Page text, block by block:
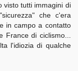
visto tutti immagini di
che c'era
in campo a contatto
di ciclismo...
l'idiozia di qualche